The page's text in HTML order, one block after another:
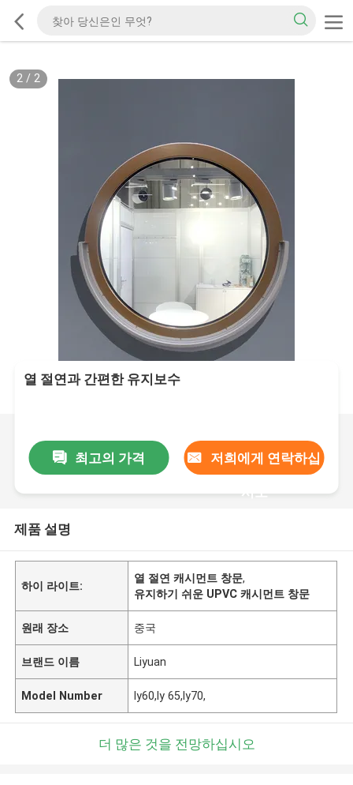
2/ 2
열 절연과 간편한 유지보수
최고의 가격 저희에게 연락하십
시오
제품 설명
하이 라이트:
열 절연 캐시먼트 창문,
유지하기 쉬운 UPVC 캐시먼트 창문
원래 장소 중국
브랜드 이름 Liyuan
Model Number ly60,ly 65,ly70,
더 많은 것을 전망하십시오